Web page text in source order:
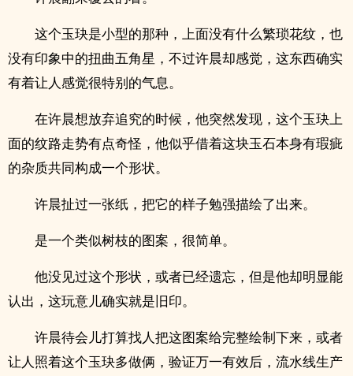
这个玉玦是小型的那种，上面没有什么繁琐花纹，也
没有印象中的扭曲五角星，不过许晨却感觉，这东西确实
有着让人感觉很特别的气息。
在许晨想放弃追究的时候，他突然发现，这个玉玦上
面的纹路走势有点奇怪，他似乎借着这块玉石本身有瑕疵
的杂质共同构成一个形状。
许晨扯过一张纸，把它的样子勉强描绘了出来。
是一个类似树枝的图案，很简单。
他没见过这个形状，或者已经遗忘，但是他却明显能
认出，这玩意儿确实就是旧印。
许晨待会儿打算找人把这图案给完整绘制下来，或者
让人照着这个玉玦多做俩，验证万一有效后，流水线生产